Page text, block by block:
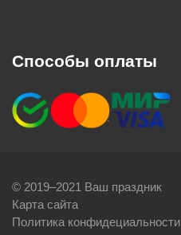
Способы оплаты
© 2019–2021 Ваш праздник
Карта сайта
Политика конфидециальности